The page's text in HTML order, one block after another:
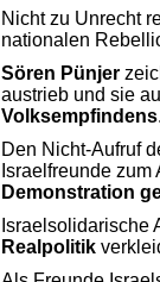
Nicht zu Unrecht
nationalen
Sören Pünjer
austrieb und sie
Volksempfindens.
Den Nicht-Aufruf
Israelfreunde
Demonstration
Israelsolidarische
Realpolitik